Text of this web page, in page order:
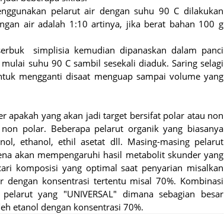
pelarut air dengan suhu 90 C dilakukan
air adalah 1:10 artinya, jika berat bahan 100 g
simplisia kemudian dipanaskan dalam panci
suhu 90 C sambil sesekali diaduk. Saring selagi
mengganti disaat menguap sampai volume yang
apakah yang akan jadi target bersifat polar atau non
polar. Beberapa pelarut organik yang biasanya
ethanol, ethil asetat dll. Masing-masing pelarut
akan mempengaruhi hasil metabolit skunder yang
komposisi yang optimal saat penyarian misalkan
konsentrasi tertentu misal 70%. Kombinasi
yang "UNIVERSAL" dimana sebagian besar
etanol dengan konsentrasi 70%.